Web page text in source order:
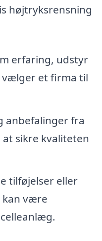
højtryksrensning
erfaring, udstyr
vælger et firma til
anbefalinger fra
sikre kvaliteten
tilføjelser eller
kan være